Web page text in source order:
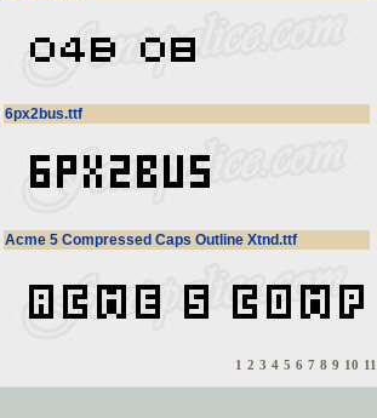
6px2bus.ttf
Acme 5 Compressed Caps Outline Xtnd.ttf
1 2 3 4 5 6 7 8 9 10 11